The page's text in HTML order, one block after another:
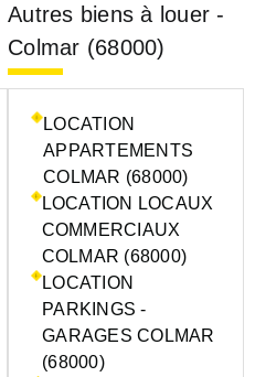
Autres biens à louer -
Colmar (68000)
LOCATION
APPARTEMENTS
COLMAR (68000)
LOCATION LOCAUX
COMMERCIAUX
COLMAR (68000)
LOCATION
PARKINGS -
GARAGES COLMAR
(68000)